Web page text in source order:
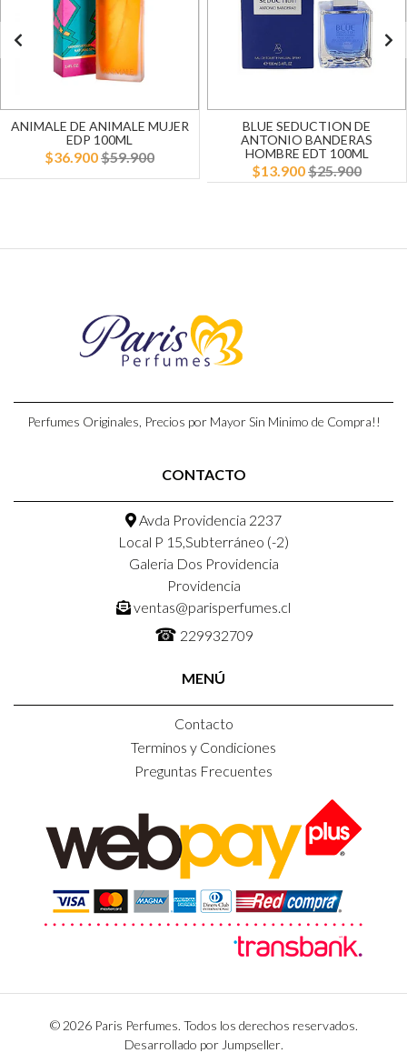
ANIMALE DE ANIMALE MUJER
EDP 100ML
$36.900$59.900
BLUE SEDUCTION DE
ANTONIO BANDERAS
HOMBRE EDT 100ML
$13.900$25.900
Perfumes Originales, Precios por Mayor Sin Minimo de Compra!!
CONTACTO
Avda Providencia 2237
Local P 15,Subterráneo (-2)
Galeria Dos Providencia
Providencia
ventas@parisperfumes.cl
☎ 229932709
MENÚ
Contacto
Terminos y Condiciones
Preguntas Frecuentes
© 2026 Paris Perfumes. Todos los derechos reservados.
Desarrollado por Jumpseller.